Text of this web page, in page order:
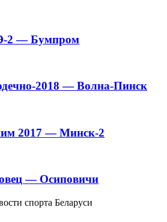
2 — Бумпром
2018 — Волна-Пинск
2017 — Минск-2
— Осиповичи
спорта Беларуси